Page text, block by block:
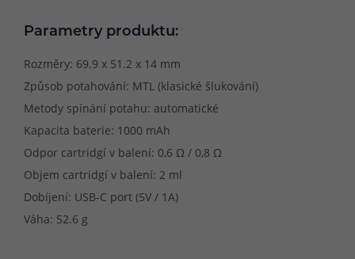
Parametry produktu:
Rozměry: 69.9 x 51.2 x 14 mm
Způsob potahování: MTL (klasické šlukování)
Metody spínání potahu: automatické
Kapacita baterie: 1000 mAh
Odpor cartridgí v balení: 0,6 Ω / 0,8 Ω
Objem cartridgí v balení: 2 ml
Dobíjení: USB-C port (5V / 1A)
Váha: 52.6 g